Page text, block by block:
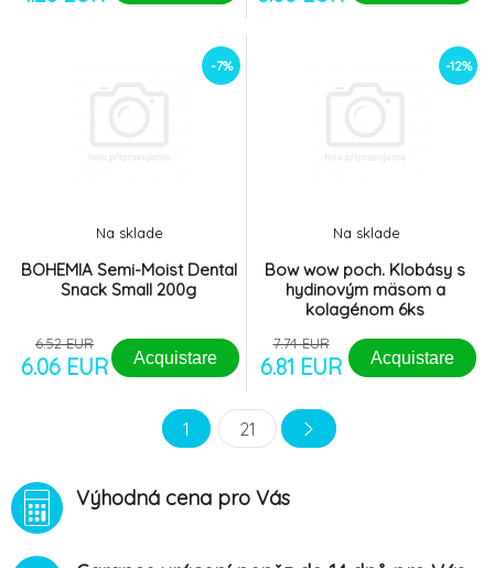
-7%
BOHEMIA Semi-Moist Dental
Snack Small 200g
Na sklade
6.52 EUR
6.06 EUR Acquistare
-12%
Bow wow poch. Klobásy s
hydinovým mäsom a
kolagénom 6ks
Na sklade
7.74 EUR
6.81 EUR Acquistare
1 21
Výhodná cena pro Vás